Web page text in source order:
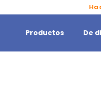
Productos De